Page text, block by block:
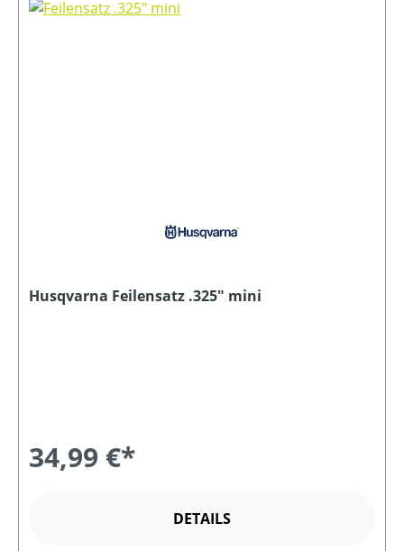
Husqvarna Feilensatz .325" mini
34,99 €*
DETAILS